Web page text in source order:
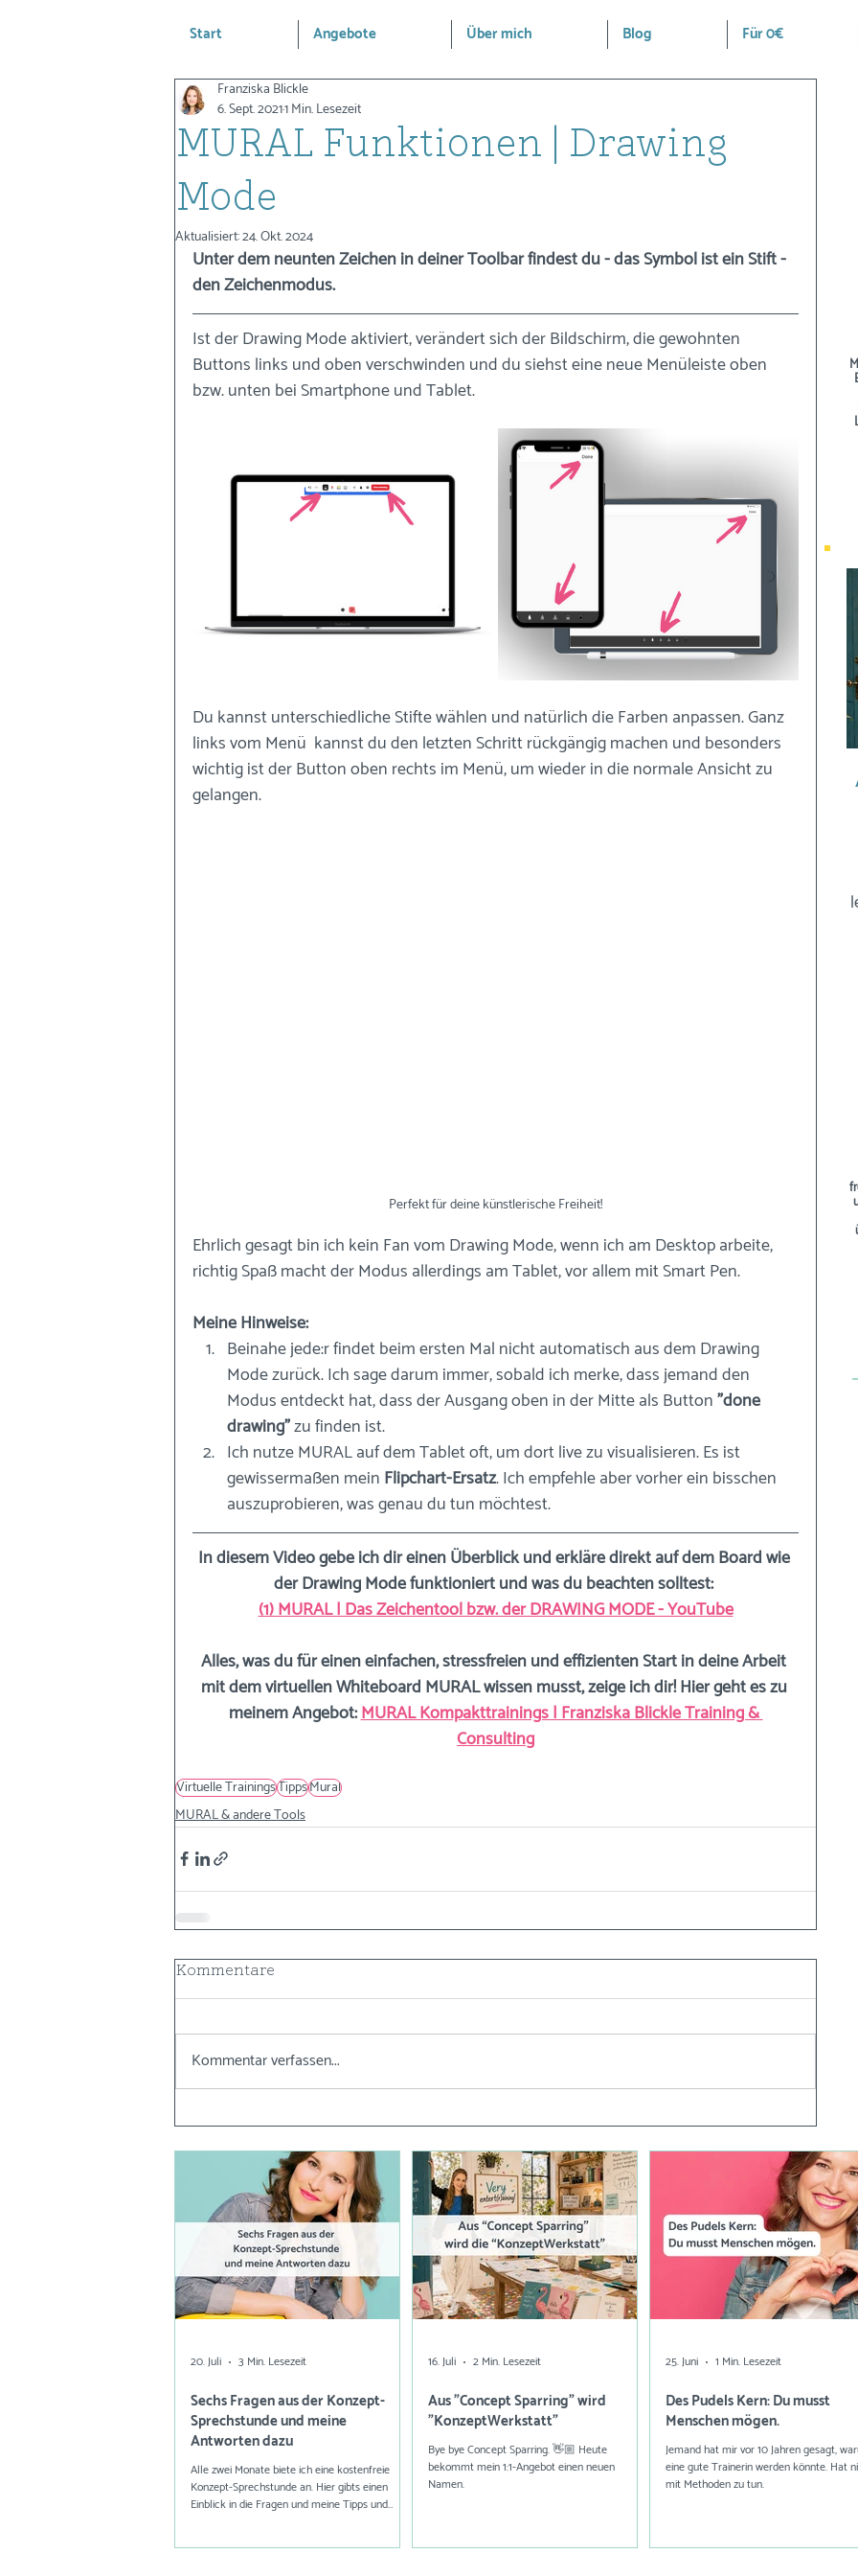
Start Angebote Über mich Blog Für 0€
MURAL Funktionen | Drawing
Mode
Franziska Blickle
6. Sept. 20211 Min. Lesezeit
Aktualisiert:24. Okt. 2024
Unter dem neunten Zeichen in deiner Toolbar findest du - das Symbol ist ein Stift -
den Zeichenmodus.
Ist der Drawing Mode aktiviert, verändert sich der Bildschirm, die gewohnten
Buttons links und oben verschwinden und du siehst eine neue Menüleiste oben
bzw. unten bei Smartphone und Tablet.
Du kannst unterschiedliche Stifte wählen und natürlich die Farben anpassen. Ganz
links vom Menü  kannst du den letzten Schritt rückgängig machen und besonders
wichtig ist der Button oben rechts im Menü, um wieder in die normale Ansicht zu
gelangen.
Perfekt für deine künstlerische Freiheit!
Ehrlich gesagt bin ich kein Fan vom Drawing Mode, wenn ich am Desktop arbeite,
richtig Spaß macht der Modus allerdings am Tablet, vor allem mit Smart Pen.
Meine Hinweise:
Beinahe jede:r findet beim ersten Mal nicht automatisch aus dem Drawing
Mode zurück. Ich sage darum immer, sobald ich merke, dass jemand den
Modus entdeckt hat, dass der Ausgang oben in der Mitte als Button "done
drawing" zu finden ist.
Ich nutze MURAL auf dem Tablet oft, um dort live zu visualisieren. Es ist
gewissermaßen mein Flipchart-Ersatz. Ich empfehle aber vorher ein bisschen
auszuprobieren, was genau du tun möchtest.
In diesem Video gebe ich dir einen Überblick und erkläre direkt auf dem Board wie
der Drawing Mode funktioniert und was du beachten solltest:
(1) MURAL | Das Zeichentool bzw. der DRAWING MODE - YouTube
Alles, was du für einen einfachen, stressfreien und effizienten Start in deine Arbeit
mit dem virtuellen Whiteboard MURAL wissen musst, zeige ich dir! Hier geht es zu
meinem Angebot:MURAL Kompakttrainings | Franziska Blickle Training &
Consulting
Virtuelle TrainingsTippsMural
MURAL & andere Tools
Kommentare
Kommentar verfassen...
Sechs Fragen aus der Konzept-
Sprechstunde und meine
Antworten dazu
Alle zwei Monate biete ich eine kostenfreie
Konzept-Sprechstunde an. Hier gibts einen
Einblick in die Fragen und meine Tipps und
20. Juli 3 Min. Lesezeit
Aus "Concept Sparring" wird
"KonzeptWerkstatt"
Bye bye Concept Sparring. 👋🏼 Heute
bekommt mein 1:1-Angebot einen neuen
Namen.
16. Juli 2 Min. Lesezeit
Des Pudels Kern: Du musst
Menschen mögen.
Jemand hat mir vor 10 Jahren gesagt,
eine gute Trainerin werden könnte. Hat
mit Methoden zu tun.
25. Juni 1 Min. Lesezeit